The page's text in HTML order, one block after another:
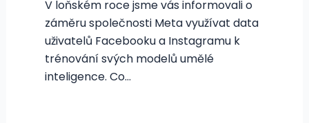
V loňském roce jsme vás informovali o
záměru společnosti Meta využívat data
uživatelů Facebooku a Instagramu k
trénování svých modelů umělé
inteligence. Co…